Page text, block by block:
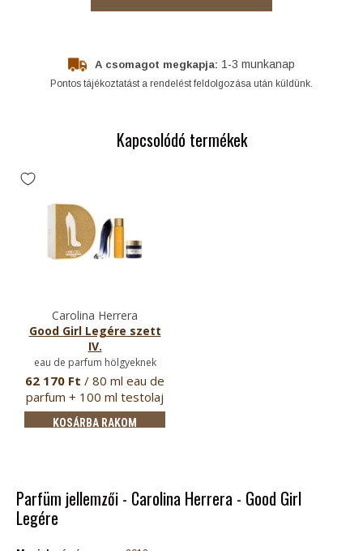
A csomagot megkapja: 1-3 munkanap
Pontos tájékoztatást a rendelést feldolgozása után küldünk.
Kapcsolódó termékek
Carolina Herrera
Good Girl Legére szett
IV.
eau de parfum hölgyeknek
62 170 Ft / 80 ml eau de
parfum + 100 ml testolaj
…
KOSÁRBA RAKOM
Parfüm jellemzői - Carolina Herrera - Good Girl
Legére